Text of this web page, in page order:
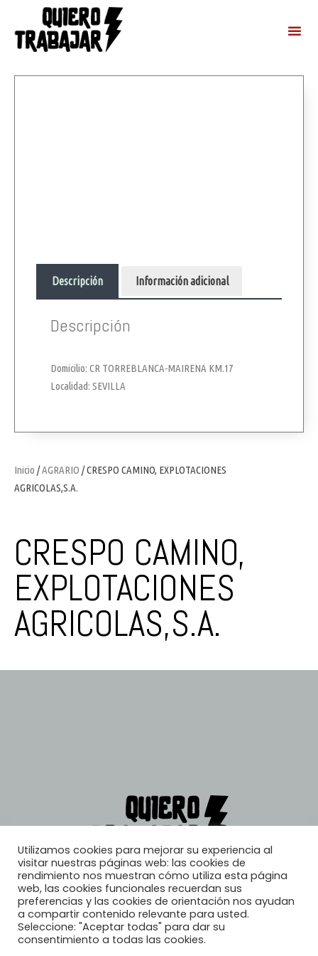
Inicio /AGRARIO / CRESPO CAMINO, EXPLOTACIONES
AGRICOLAS,S.A.
CRESPO CAMINO,
EXPLOTACIONES
AGRICOLAS,S.A.
Descripción Información adicional
Descripción
Domicilio: CR TORREBLANCA-MAIRENA KM.17
Localidad: SEVILLA
Utilizamos cookies para mejorar su experiencia al
visitar nuestras páginas web: las cookies de
rendimiento nos muestran cómo utiliza esta página
web, las cookies funcionales recuerdan sus
preferencias y las cookies de orientación nos ayudan
a compartir contenido relevante para usted.
Seleccione: "Aceptar todas" para dar su
consentimiento a todas las cookies.